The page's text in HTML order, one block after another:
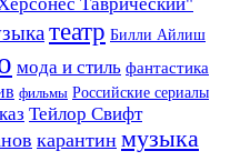
театр Билли Айлиш
мода и стиль фантастика
фильмы Российские сериалы
Тейлор Свифт
карантин музыка